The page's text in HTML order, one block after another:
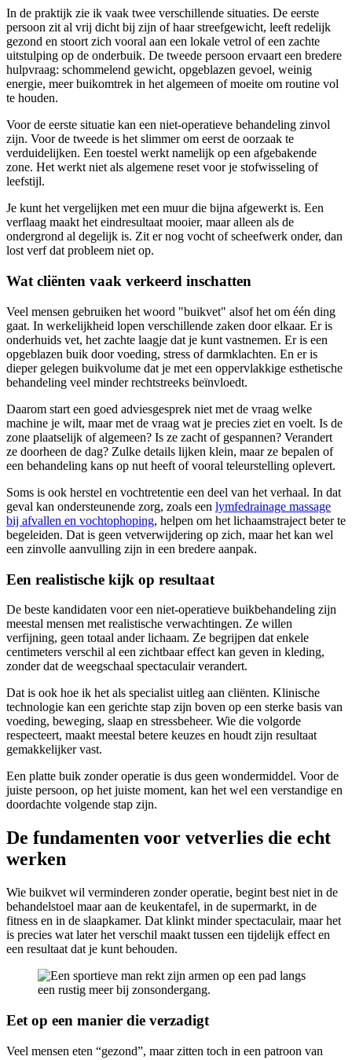
In de praktijk zie ik vaak twee verschillende situaties. De eerste
persoon zit al vrij dicht bij zijn of haar streefgewicht, leeft redelijk
gezond en stoort zich vooral aan een lokale vetrol of een zachte
uitstulping op de onderbuik. De tweede persoon ervaart een bredere
hulpvraag: schommelend gewicht, opgeblazen gevoel, weinig
energie, meer buikomtrek in het algemeen of moeite om routine vol
te houden.
Voor de eerste situatie kan een niet-operatieve behandeling zinvol
zijn. Voor de tweede is het slimmer om eerst de oorzaak te
verduidelijken. Een toestel werkt namelijk op een afgebakende
zone. Het werkt niet als algemene reset voor je stofwisseling of
leefstijl.
Je kunt het vergelijken met een muur die bijna afgewerkt is. Een
verflaag maakt het eindresultaat mooier, maar alleen als de
ondergrond al degelijk is. Zit er nog vocht of scheefwerk onder, dan
lost verf dat probleem niet op.
Wat cliënten vaak verkeerd inschatten
Veel mensen gebruiken het woord "buikvet" alsof het om één ding
gaat. In werkelijkheid lopen verschillende zaken door elkaar. Er is
onderhuids vet, het zachte laagje dat je kunt vastnemen. Er is een
opgeblazen buik door voeding, stress of darmklachten. En er is
dieper gelegen buikvolume dat je met een oppervlakkige esthetische
behandeling veel minder rechtstreeks beïnvloedt.
Daarom start een goed adviesgesprek niet met de vraag welke
machine je wilt, maar met de vraag wat je precies ziet en voelt. Is de
zone plaatselijk of algemeen? Is ze zacht of gespannen? Verandert
ze doorheen de dag? Zulke details lijken klein, maar ze bepalen of
een behandeling kans op nut heeft of vooral teleurstelling oplevert.
Soms is ook herstel en vochtretentie een deel van het verhaal. In dat
geval kan ondersteunende zorg, zoals een lymfedrainage massage
bij afvallen en vochtophoping, helpen om het lichaamstraject beter te
begeleiden. Dat is geen vetverwijdering op zich, maar het kan wel
een zinvolle aanvulling zijn in een bredere aanpak.
Een realistische kijk op resultaat
De beste kandidaten voor een niet-operatieve buikbehandeling zijn
meestal mensen met realistische verwachtingen. Ze willen
verfijning, geen totaal ander lichaam. Ze begrijpen dat enkele
centimeters verschil al een zichtbaar effect kan geven in kleding,
zonder dat de weegschaal spectaculair verandert.
Dat is ook hoe ik het als specialist uitleg aan cliënten. Klinische
technologie kan een gerichte stap zijn boven op een sterke basis van
voeding, beweging, slaap en stressbeheer. Wie die volgorde
respecteert, maakt meestal betere keuzes en houdt zijn resultaat
gemakkelijker vast.
Een platte buik zonder operatie is dus geen wondermiddel. Voor de
juiste persoon, op het juiste moment, kan het wel een verstandige en
doordachte volgende stap zijn.
De fundamenten voor vetverlies die echt
werken
Wie buikvet wil verminderen zonder operatie, begint best niet in de
behandelstoel maar aan de keukentafel, in de supermarkt, in de
fitness en in de slaapkamer. Dat klinkt minder spectaculair, maar het
is precies wat later het verschil maakt tussen een tijdelijk effect en
een resultaat dat je kunt behouden.
Eet op een manier die verzadigt
Veel mensen eten “gezond”, maar zitten toch in een patroon van